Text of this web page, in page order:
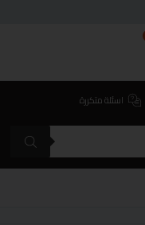
اسئلة متكررة